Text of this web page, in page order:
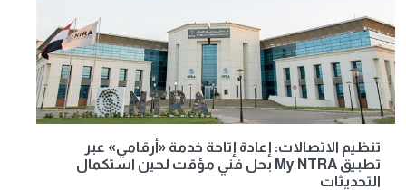
تنظيم الاتصالات: إعادة إتاحة خدمة «أرقامي» عبر
تطبيق My NTRA بحل فني مؤقت لحين استكمال
التحديثات